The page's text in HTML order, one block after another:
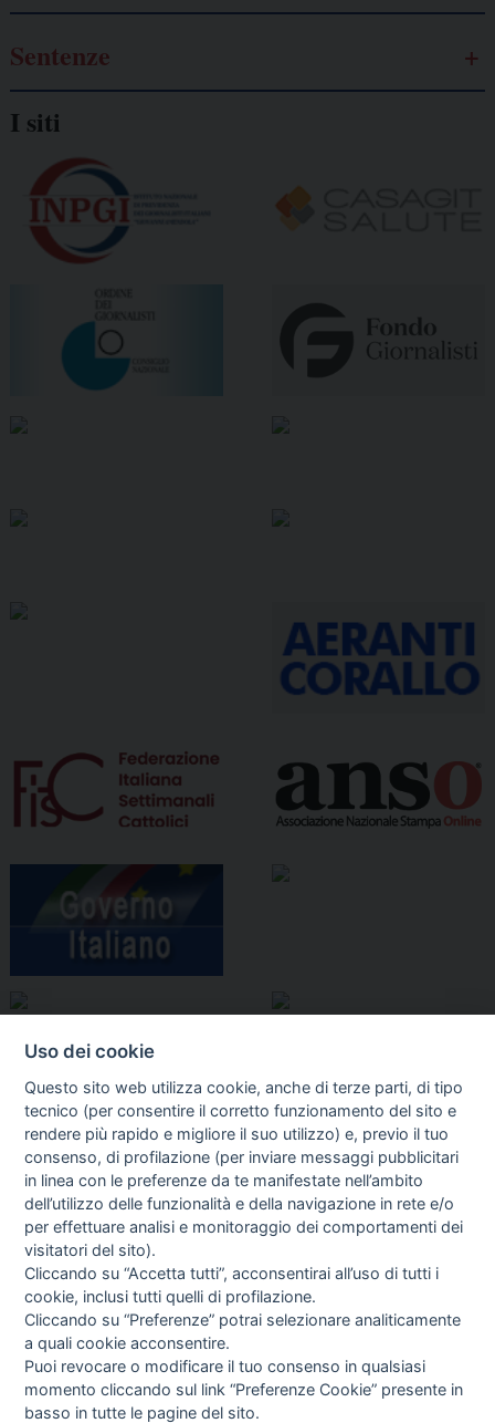
Sentenze
I siti
I libri Vedi tutti
Uso dei cookie
Questo sito web utilizza cookie, anche di terze parti, di tipo
tecnico (per consentire il corretto funzionamento del sito e
rendere più rapido e migliore il suo utilizzo) e, previo il tuo
consenso, di profilazione (per inviare messaggi pubblicitari
in linea con le preferenze da te manifestate nell’ambito
dell’utilizzo delle funzionalità e della navigazione in rete e/o
per effettuare analisi e monitoraggio dei comportamenti dei
visitatori del sito).
Cliccando su “Accetta tutti”, acconsentirai all’uso di tutti i
cookie, inclusi tutti quelli di profilazione.
Cliccando su “Preferenze” potrai selezionare analiticamente
a quali cookie acconsentire.
Puoi revocare o modificare il tuo consenso in qualsiasi
momento cliccando sul link “Preferenze Cookie” presente in
basso in tutte le pagine del sito.